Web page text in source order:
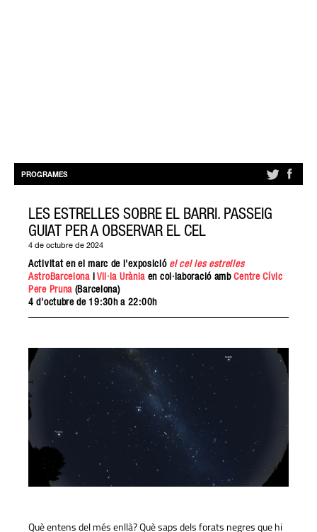
PROGRAMES
LES ESTRELLES SOBRE EL BARRI. PASSEIG
GUIAT PER A OBSERVAR EL CEL
4 de octubre de 2024
Activitat en el marc de l'exposició el cel les estrelles
AstroBarcelonai Vil·la Urània en col·laboració ambCentre Cívic
Pere Pruna (Barcelona)
4 d'octubre de 19:30h a 22:00h
Què entens del més enllà? Què saps dels forats negres que hi